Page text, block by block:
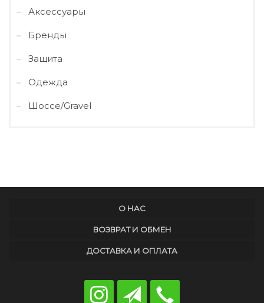
Аксессуары
Бренды
Защита
Одежда
Шоссе/Gravel
О НАС
ВОЗВРАТ И ОБМЕН
ДОСТАВКА И ОПЛАТА